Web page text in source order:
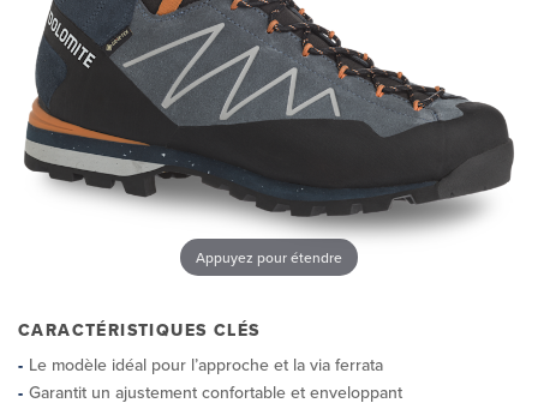
Appuyez pour étendre
CARACTÉRISTIQUES CLÉS
Le modèle idéal pour l’approche et la via ferrata
Garantit un ajustement confortable et enveloppant